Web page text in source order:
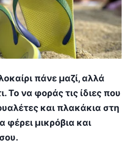
πάνε μαζί, αλλά
Το να φοράς τις ίδιες που
και πλακάκια στη
φέρει μικρόβια και